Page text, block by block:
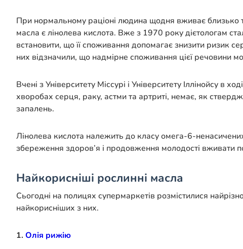
При нормальному раціоні людина щодня вживає близько
масла є лінолева кислота. Вже з 1970 року дієтологам
встановити, що її споживання допомагає знизити ризик
них відзначили, що надмірне споживання цієї речовини
Вчені з Університету Міссурі і Університету Іллінойсу
хворобах серця, раку, астми та артриті, немає, як
запалень.
Лінолева кислота належить до класу омега-6-
збереження здоров’я і продовження молодості вживати
Найкорисніші рослинні масла
Сьогодні на полицях супермаркетів розмістилися
найкорисніших з них.
1. Олія рижію